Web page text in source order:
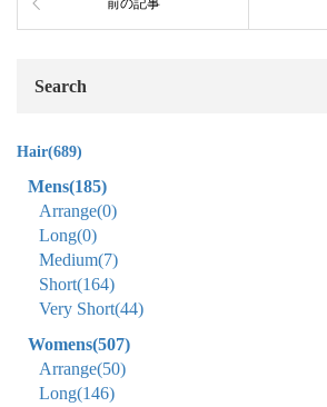
前の記事
Search
Hair(689)
Mens(185)
Arrange(0)
Long(0)
Medium(7)
Short(164)
Very Short(44)
Womens(507)
Arrange(50)
Long(146)